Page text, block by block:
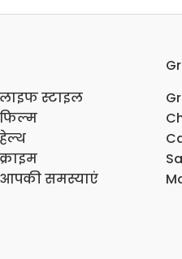
लाइफ स्टाइल
फिल्म
हेल्थ
क्राइम
आपकी समस्याएं